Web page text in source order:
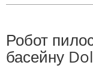
Робот
басейну